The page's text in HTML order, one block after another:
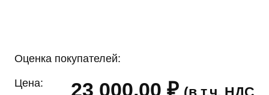
Оценка покупателей:
Цена: 23 000,00 ₽ (в т.ч. НДС